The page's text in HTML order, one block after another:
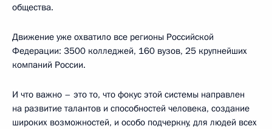
общества.
Движение уже охватило все регионы Российской
Федерации: 3500 колледжей, 160 вузов, 25 крупнейших
компаний России.
И что важно – это то, что фокус этой системы направлен
на развитие талантов и способностей человека, создание
широких возможностей, и особо подчеркну, для людей всех